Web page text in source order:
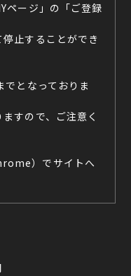
ページ」の「ご登録
止することができ
となっておりま
すので、ご注意く
）でサイトへ